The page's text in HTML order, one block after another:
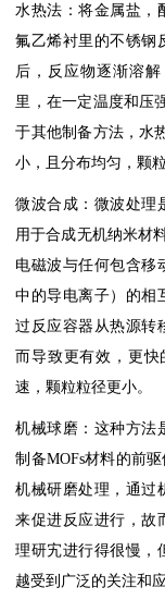
水热法：将金属盐，
氟乙烯衬里的不锈钢
后，反应物逐渐溶
里，在一定温度和压
于其他制备方法，水
小，且分布均匀，颗
微波合成：微波处理
用于合成无机纳米材
电磁波与任何包含移
中的导电离子）的相
过反应容器从热源转
而导致更有效，更快
速，颗粒粒径更小。
机械球磨：这种方法
制备MOFs材料的前
机械研磨处理，通过
来促进反应进行，故
理研宄进行得很慢，
越受到广泛的关注和应